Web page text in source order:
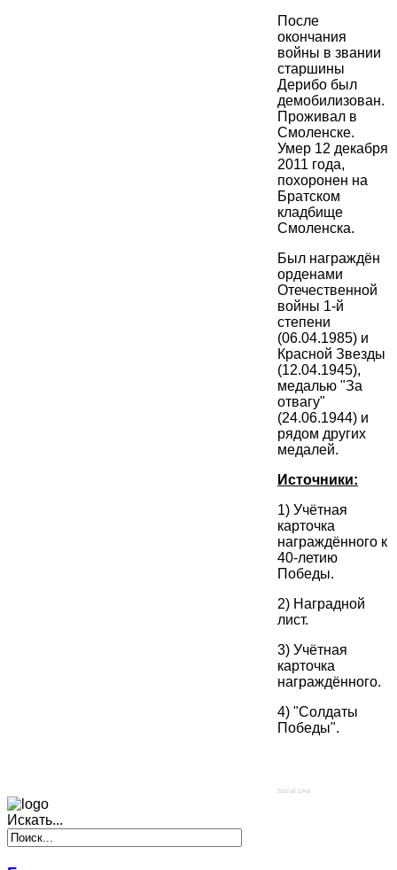
После
окончания
войны в звании
старшины
Дерибо был
демобилизован.
Проживал в
Смоленске.
Умер 12 декабря
2011 года,
похоронен на
Братском
кладбище
Смоленска.
Был награждён
орденами
Отечественной
войны 1-й
степени
(06.04.1985) и
Красной Звезды
(12.04.1945),
медалью "За
отвагу"
(24.06.1944) и
рядом других
медалей.
Источники:
1) Учётная
карточка
награждённого к
40-летию
Победы.
2) Наградной
лист.
3) Учётная
карточка
награждённого.
4) "Солдаты
Победы".
Social Like
Искать...